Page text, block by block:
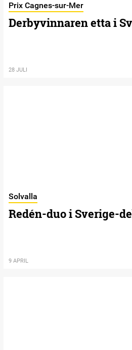
Prix Cagnes-sur-Mer
Derbyvinnaren etta i
28 JULI
Solvalla
Redén-duo i Sverige-
9 APRIL